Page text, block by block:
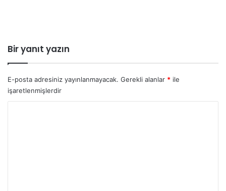
Bir yanıt yazın
E-posta adresiniz yayınlanmayacak. Gerekli alanlar * ile
işaretlenmişlerdir